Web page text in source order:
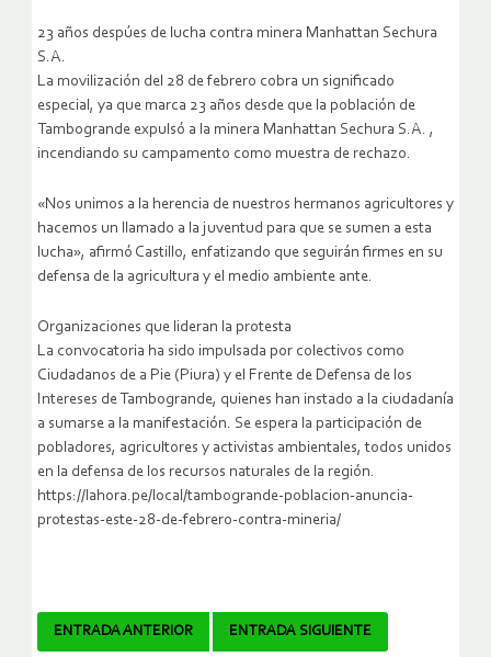
23 años despúes de lucha contra minera Manhattan Sechura
S.A.
La movilización del 28 de febrero cobra un significado
especial, ya que marca 23 años desde que la población de
Tambogrande expulsó a la minera Manhattan Sechura S.A. ,
incendiando su campamento como muestra de rechazo.
«Nos unimos a la herencia de nuestros hermanos agricultores y
hacemos un llamado a la juventud para que se sumen a esta
lucha», afirmó Castillo, enfatizando que seguirán firmes en su
defensa de la agricultura y el medio ambiente ante.
Organizaciones que lideran la protesta
La convocatoria ha sido impulsada por colectivos como
Ciudadanos de a Pie (Piura) y el Frente de Defensa de los
Intereses de Tambogrande, quienes han instado a la ciudadanía
a sumarse a la manifestación. Se espera la participación de
pobladores, agricultores y activistas ambientales, todos unidos
en la defensa de los recursos naturales de la región.
https://lahora.pe/local/tambogrande-poblacion-anuncia-
protestas-este-28-de-febrero-contra-mineria/
Navegador
ENTRADA ANTERIOR ENTRADA SIGUIENTE